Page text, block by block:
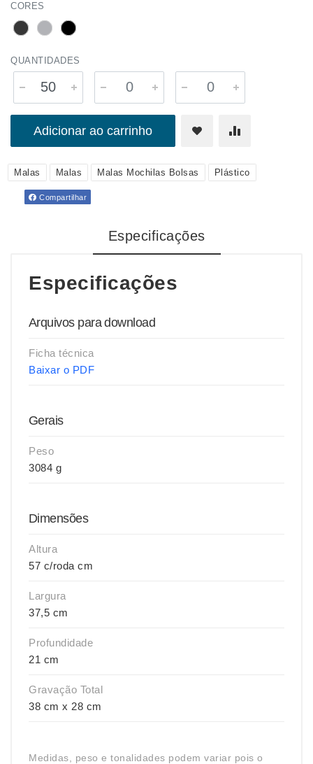
CORES
QUANTIDADES
Adicionar ao carrinho
Malas Malas Malas Mochilas Bolsas Plástico
Compartilhar
Especificações
Especificações
Arquivos para download
Ficha técnica
Baixar o PDF
Gerais
Peso
3084 g
Dimensões
Altura
57 c/roda cm
Largura
37,5 cm
Profundidade
21 cm
Gravação Total
38 cm x 28 cm
Medidas, peso e tonalidades podem variar pois o